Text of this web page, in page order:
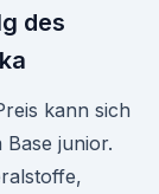
des
kann sich
Base junior.